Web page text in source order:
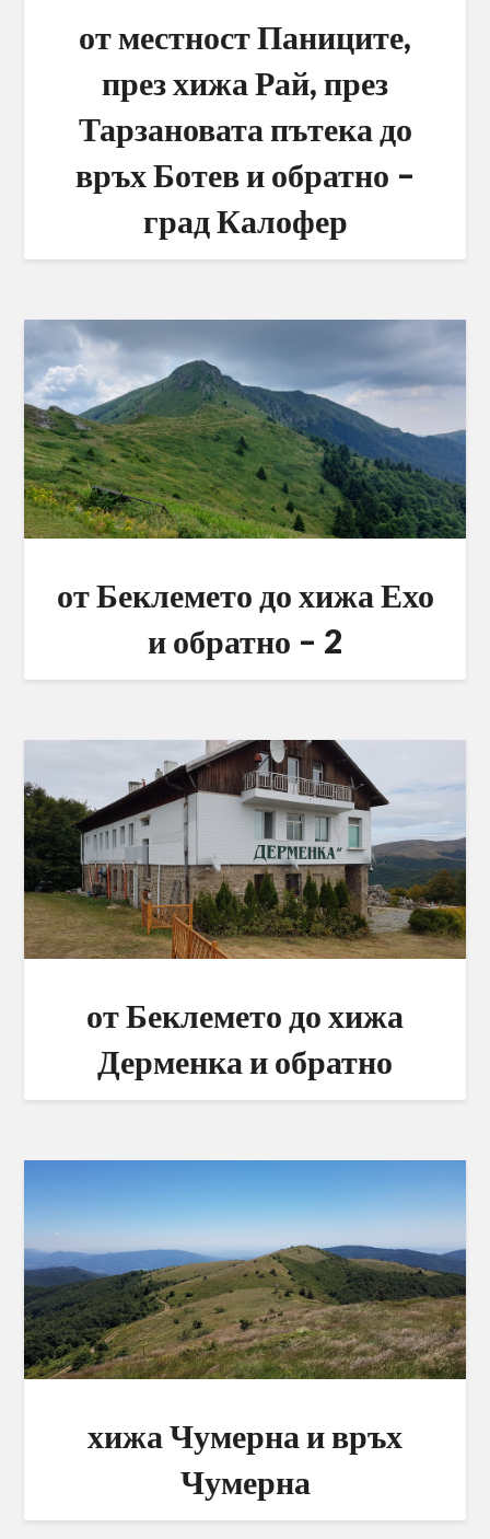
от местност Паниците,
през хижа Рай, през
Тарзановата пътека до
връх Ботев и обратно –
град Калофер
от Беклемето до хижа Ехо
и обратно – 2
от Беклемето до хижа
Дерменка и обратно
хижа Чумерна и връх
Чумерна